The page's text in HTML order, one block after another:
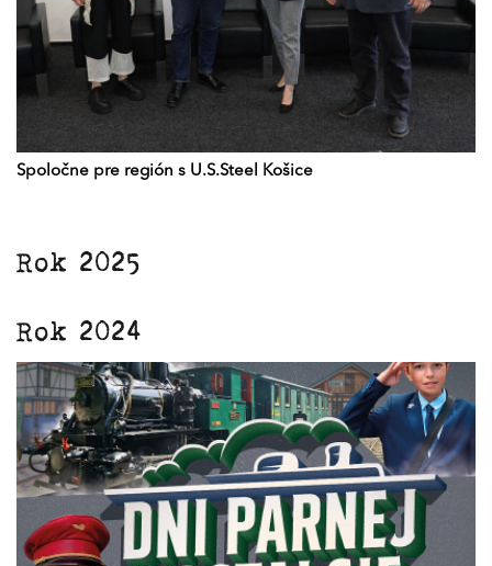
Spoločne pre región s U.S.Steel Košice
Rok 2025
Rok 2024